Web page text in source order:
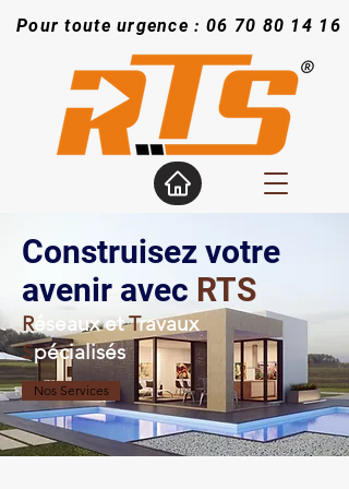
Pour toute urgence : 06 70 80 14 16
Construisez votre
avenir avec RTS
Réseaux etTravaux
Spécialisés
Nos Services